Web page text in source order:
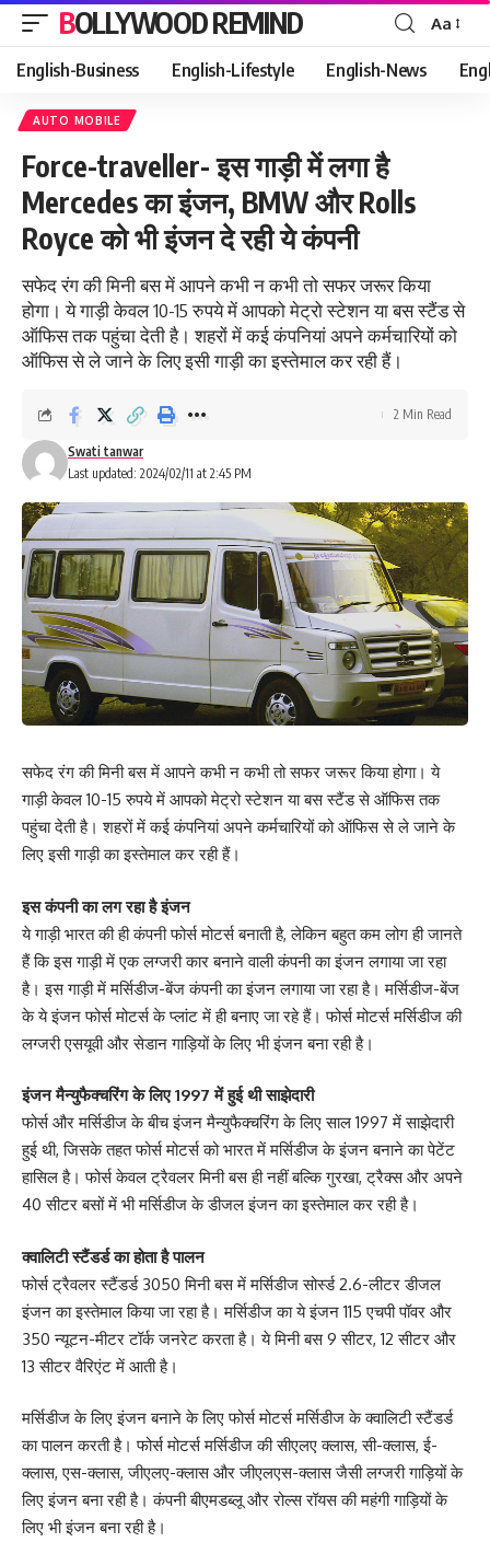
BOLLYWOOD REMIND
Font
Resizer
Aa
English-Business English-Lifestyle English-News
AUTO MOBILE
Force-traveller- इस गाड़ी में लगा है
Mercedes का इंजन, BMW और Rolls
Royce को भी इंजन दे रही ये कंपनी
सफेद रंग की मिनी बस में आपने कभी न कभी तो सफर जरूर किया
होगा। ये गाड़ी केवल 10-15 रुपये में आपको मेट्रो स्टेशन या बस स्टैंड से
ऑफिस तक पहुंचा देती है। शहरों में कई कंपनियां अपने कर्मचारियों को
ऑफिस से ले जाने के लिए इसी गाड़ी का इस्तेमाल कर रही हैं।
Last updated: 2024/02/11 at 2:45 PM
Swati tanwar
2 Min Read
सफेद रंग की मिनी बस में आपने कभी न कभी तो सफर जरूर किया होगा। ये
गाड़ी केवल 10-15 रुपये में आपको मेट्रो स्टेशन या बस स्टैंड से ऑफिस तक
पहुंचा देती है। शहरों में कई कंपनियां अपने कर्मचारियों को ऑफिस से ले जाने के
लिए इसी गाड़ी का इस्तेमाल कर रही हैं।
इस कंपनी का लग रहा है इंजन
ये गाड़ी भारत की ही कंपनी फोर्स मोटर्स बनाती है, लेकिन बहुत कम लोग ही जानते
हैं कि इस गाड़ी में एक लग्जरी कार बनाने वाली कंपनी का इंजन लगाया जा रहा
है। इस गाड़ी में मर्सिडीज-बेंज कंपनी का इंजन लगाया जा रहा है। मर्सिडीज-बेंज
के ये इंजन फोर्स मोटर्स के प्लांट में ही बनाए जा रहे हैं। फोर्स मोटर्स मर्सिडीज की
लग्जरी एसयूवी और सेडान गाड़ियों के लिए भी इंजन बना रही है।
इंजन मैन्युफैक्चरिंग के लिए 1997 में हुई थी साझेदारी
फोर्स और मर्सिडीज के बीच इंजन मैन्युफैक्चरिंग के लिए साल 1997 में साझेदारी
हुई थी, जिसके तहत फोर्स मोटर्स को भारत में मर्सिडीज के इंजन बनाने का पेटेंट
हासिल है। फोर्स केवल ट्रैवलर मिनी बस ही नहीं बल्कि गुरखा, ट्रैक्स और अपने
40 सीटर बसों में भी मर्सिडीज के डीजल इंजन का इस्तेमाल कर रही है।
क्वालिटी स्टैंडर्ड का होता है पालन
फोर्स ट्रैवलर स्टैंडर्ड 3050 मिनी बस में मर्सिडीज सोर्स्ड 2.6-लीटर डीजल
इंजन का इस्तेमाल किया जा रहा है। मर्सिडीज का ये इंजन 115 एचपी पॉवर और
350 न्यूटन-मीटर टॉर्क जनरेट करता है। ये मिनी बस 9 सीटर, 12 सीटर और
13 सीटर वैरिएंट में आती है।
मर्सिडीज के लिए इंजन बनाने के लिए फोर्स मोटर्स मर्सिडीज के क्वालिटी स्टैंडर्ड
का पालन करती है। फोर्स मोटर्स मर्सिडीज की सीएलए क्लास, सी-क्लास, ई-
क्लास, एस-क्लास, जीएलए-क्लास और जीएलएस-क्लास जैसी लग्जरी गाड़ियों के
लिए इंजन बना रही है। कंपनी बीएमडब्लू और रोल्स रॉयस की महंगी गाड़ियों के
लिए भी इंजन बना रही है।